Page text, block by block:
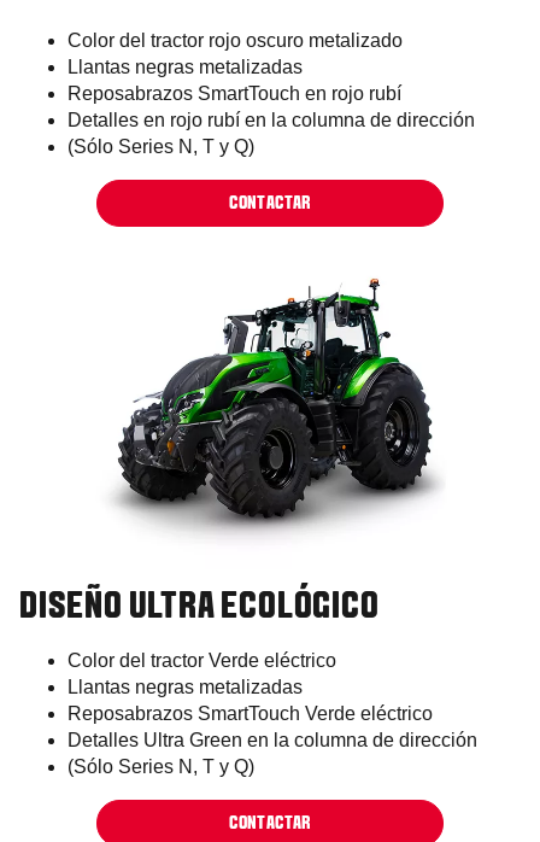
Color del tractor rojo oscuro metalizado
Llantas negras metalizadas
Reposabrazos SmartTouch en rojo rubí
Detalles en rojo rubí en la columna de dirección
(Sólo Series N, T y Q)
CONTACTAR
DISEÑO ULTRA ECOLÓGICO
Color del tractor Verde eléctrico
Llantas negras metalizadas
Reposabrazos SmartTouch Verde eléctrico
Detalles Ultra Green en la columna de dirección
(Sólo Series N, T y Q)
CONTACTAR